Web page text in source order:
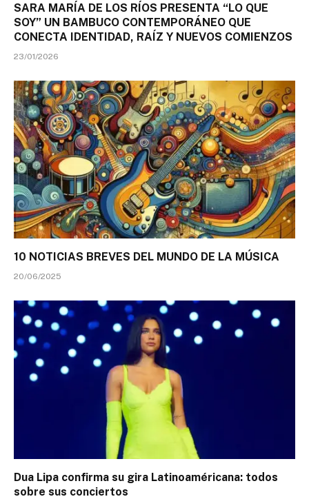
SARA MARÍA DE LOS RÍOS PRESENTA “LO QUE
SOY” UN BAMBUCO CONTEMPORÁNEO QUE
CONECTA IDENTIDAD, RAÍZ Y NUEVOS COMIENZOS
23/01/2026
10 NOTICIAS BREVES DEL MUNDO DE LA MÚSICA
20/06/2025
Dua Lipa confirma su gira Latinoaméricana: todos
sobre sus conciertos